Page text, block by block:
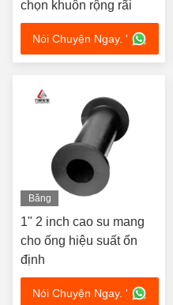
chọn khuôn rộng rãi
Nói Chuyện Ngay. '
Băng
hình
1" 2 inch cao su mang
cho ống hiệu suất ổn
định
Nói Chuyện Ngay. '